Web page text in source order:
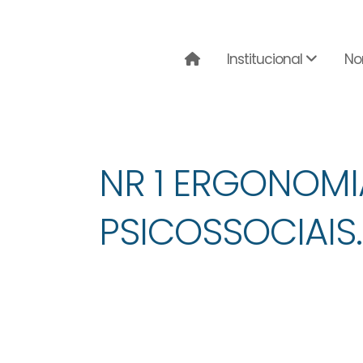
Institucional
NR 1
PSICOSSOCIAIS.